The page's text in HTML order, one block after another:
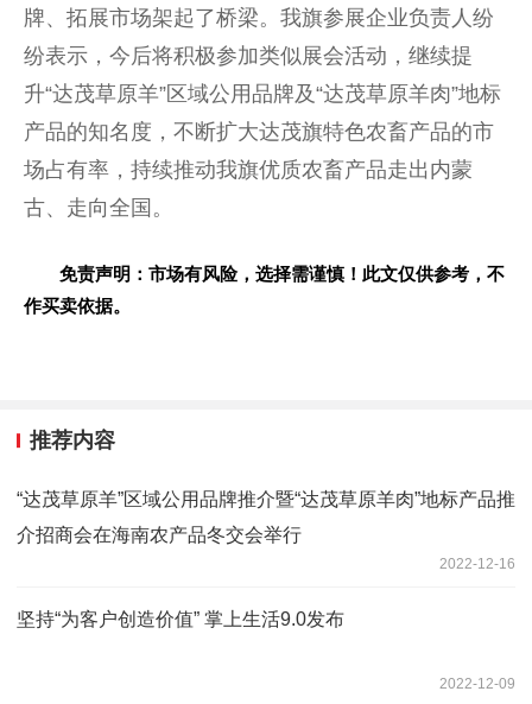
牌、拓展市场架起了桥梁。我旗参展企业负责人纷
纷表示，今后将积极参加类似展会活动，继续提
升“达茂草原羊”区域公用品牌及“达茂草原羊肉”地标
产品的知名度，不断扩大达茂旗特色农畜产品的市
场占有率，持续推动我旗优质农畜产品走出内蒙
古、走向全国。
免责声明：市场有风险，选择需谨慎！此文仅供参考，不
作买卖依据。
推荐内容
“达茂草原羊”区域公用品牌推介暨“达茂草原羊肉”地标产品推
介招商会在海南农产品冬交会举行
2022-12-16
坚持“为客户创造价值” 掌上生活9.0发布
2022-12-09